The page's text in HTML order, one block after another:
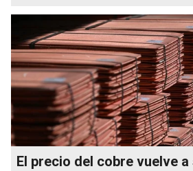
El precio del cobre vuelve a